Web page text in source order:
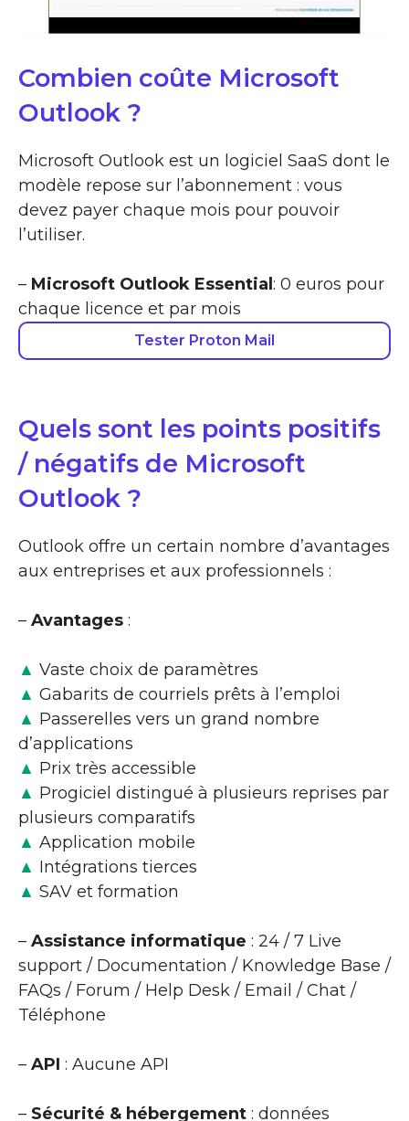
Combien coûte Microsoft
Outlook ?
Microsoft Outlook est un logiciel SaaS dont le
modèle repose sur l’abonnement : vous
devez payer chaque mois pour pouvoir
l’utiliser.
– Microsoft Outlook Essential : 0 euros pour
chaque licence et par mois
Tester Proton Mail
Quels sont les points positifs
/ négatifs de Microsoft
Outlook ?
Outlook offre un certain nombre d’avantages
aux entreprises et aux professionnels :
– Avantages :
▲ Vaste choix de paramètres
▲ Gabarits de courriels prêts à l’emploi
▲ Passerelles vers un grand nombre
d’applications
▲ Prix très accessible
▲ Progiciel distingué à plusieurs reprises par
plusieurs comparatifs
▲ Application mobile
▲ Intégrations tierces
▲ SAV et formation
– Assistance informatique : 24 / 7 Live
support / Documentation / Knowledge Base /
FAQs / Forum / Help Desk / Email / Chat /
Téléphone
– API : Aucune API
– Sécurité & hébergement : données